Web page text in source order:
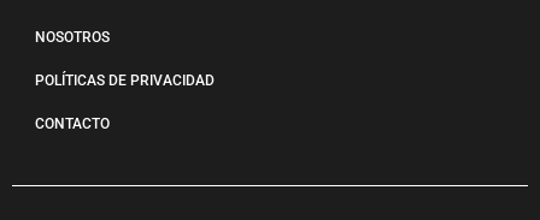
NOSOTROS
POLÍTICAS DE PRIVACIDAD
CONTACTO